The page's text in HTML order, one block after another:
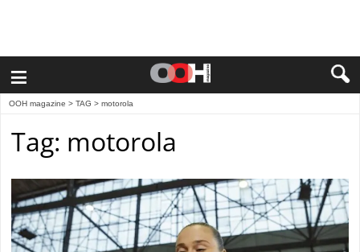
≡
OOH magazine > TAG > motorola
Tag: motorola